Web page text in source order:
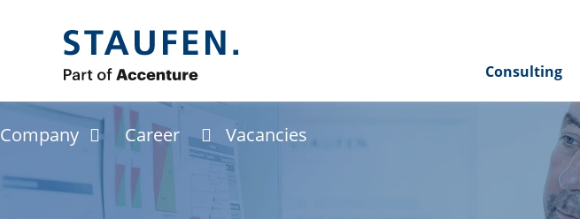
Consulting
Company Career Vacancies